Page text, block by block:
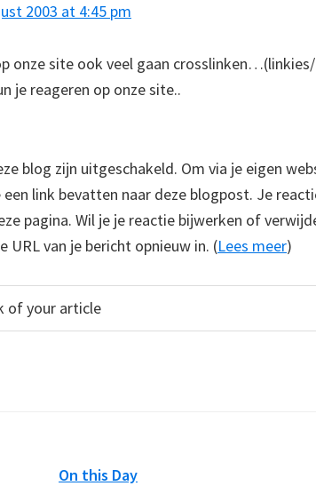
2003 at 4:45 pm
onze site ook veel gaan
je reageren op onze site..
blog zijn uitgeschakeld. Om via je eigen
link bevatten naar deze blogpost. Je
pagina. Wil je je reactie bijwerken of
URL van je bericht opnieuw in. (Lees meer)
On this Day